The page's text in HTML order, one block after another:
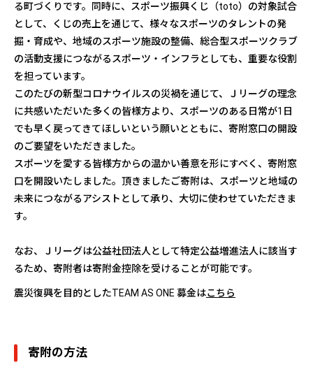
る町づくりです。同時に、スポーツ振興くじ（toto）の対象試合
として、くじの売上を通じて、様々なスポーツのタレントの発
掘・育成や、地域のスポーツ施設の整備、総合型スポーツクラブ
の活動支援につながるスポーツ・インフラとしても、重要な役割
を担っています。
このたびの新型コロナウイルスの災禍を通じて、Ｊリーグの理念
に共感いただいた多くの皆様方より、スポーツのある日常が1日
でも早く戻ってきてほしいという願いとともに、寄附窓口の開設
のご要望をいただきました。
スポーツを愛する皆様方からの温かい善意を形にすべく、寄附窓
口を開設いたしました。頂きましたご寄附は、スポーツと地域の
未来につながるアシストとして承り、大切に使わせていただきま
す。
なお、Ｊリーグは公益社団法人として特定公益増進法人に該当す
るため、寄附者は寄附金控除を受けることが可能です。
震災復興を目的としたTEAM AS ONE 募金はこちら
寄附の方法